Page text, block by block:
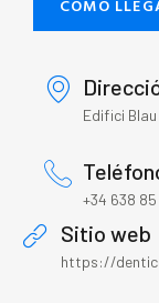
CÓMO
Edifici
+34 638
Sitio web
https://